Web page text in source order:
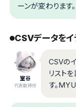
ーンが変わります。
CSVデータをイ
室谷
代表取締役
CSVの
リスト
す。